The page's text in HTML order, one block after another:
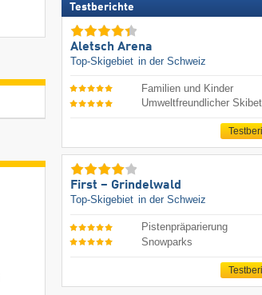
Testberichte
Aletsch Arena
Top-Skigebiet in der Schweiz
Familien und Kinder
Umweltfreundlicher
First – Grindelwald
Top-Skigebiet in der Schweiz
Pistenpräparierung
Snowparks